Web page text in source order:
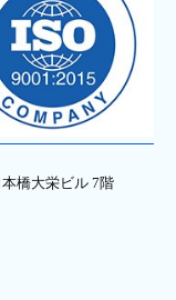
橋大栄ビル 7階